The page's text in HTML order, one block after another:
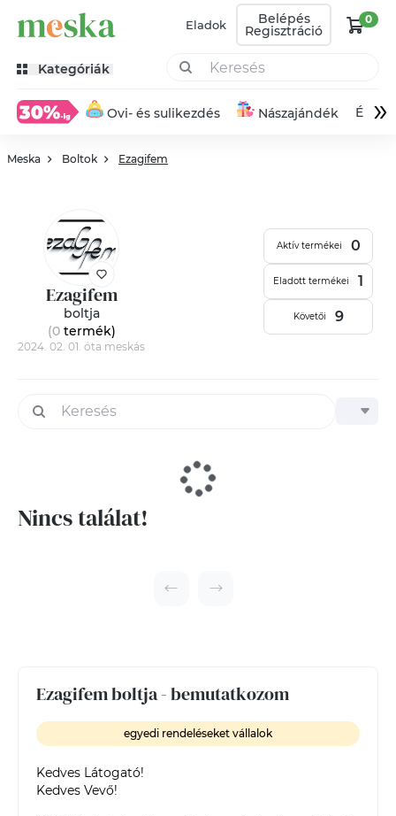
Eladok Belépés
Regisztráció
0
Kategóriák
Ovi- és sulikezdés Nászajándék »
Meska Boltok Ezagifem
Ezagifem
boltja
(0termék)
2024. 02. 01. óta meskás
Aktív termékei 0
Eladott termékei 1
Követői 9
Ezagifem boltja - bemutatkozom
egyedi rendeléseket vállalok
Kedves Látogató!
Kedves Vevő!
Nincs találat!